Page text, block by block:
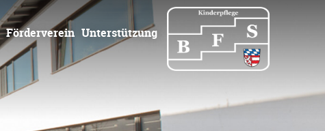
Förderverein Unterstützung